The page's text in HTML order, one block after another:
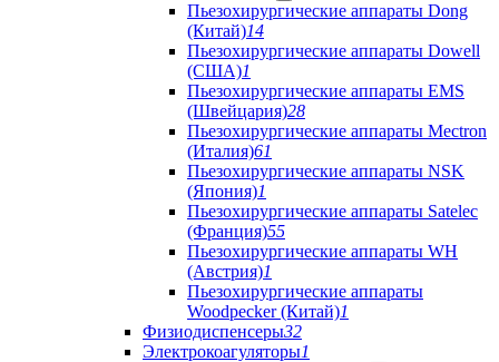
Пьезохирургические аппараты Dong
(Китай)14
Пьезохирургические аппараты Dowell
(США)1
Пьезохирургические аппараты EMS
(Швейцария)28
Пьезохирургические аппараты Mectron
(Италия)61
Пьезохирургические аппараты NSK
(Япония)1
Пьезохирургические аппараты Satelec
(Франция)55
Пьезохирургические аппараты WH
(Австрия)1
Пьезохирургические аппараты
Woodpecker (Китай)1
Физиодиспенсеры32
Электрокоагуляторы1